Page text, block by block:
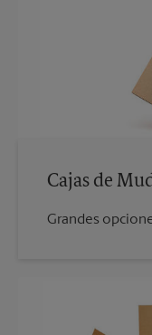
Cajas de
Grandes